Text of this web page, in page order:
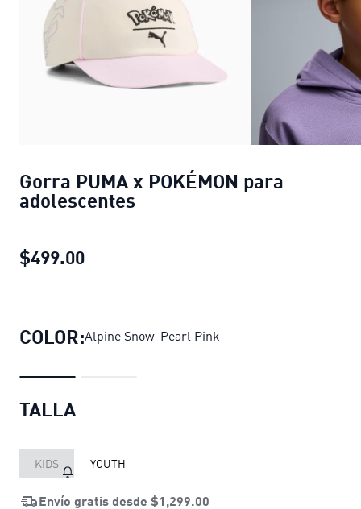
Gorra PUMA x POKÉMON para
adolescentes
$499.00
COLOR:Alpine Snow-Pearl Pink
TALLA
KIDS YOUTH
Envío gratis desde $1,299.00